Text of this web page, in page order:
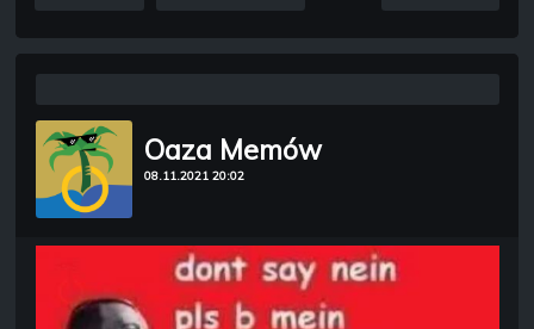
Oaza Memów
08.11.2021 20:02